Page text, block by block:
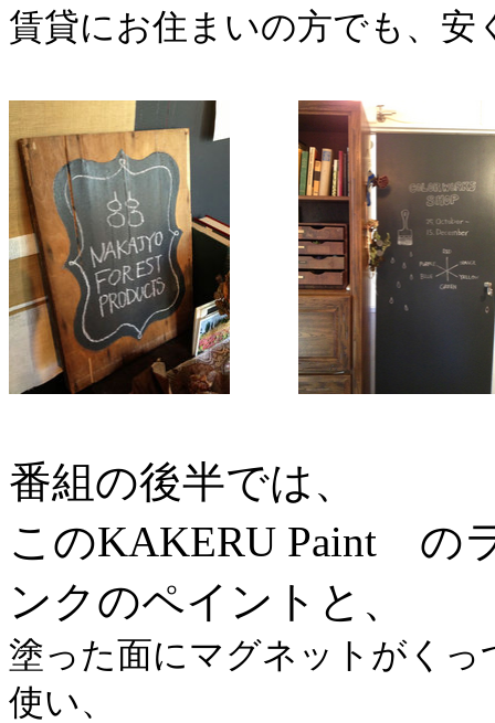
賃貸にお住まいの方でも、 安
番組の後半では、
このKAKERU Paint の
ンクのペイントと、
塗った面にマグネットがくっ
使い、